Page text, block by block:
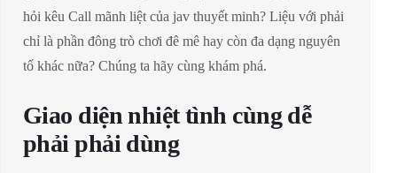
hỏi kêu Call mãnh liệt của jav thuyết minh? Liệu với phải
chỉ là phần đông trò chơi đê mê hay còn đa dạng nguyên
tố khác nữa? Chúng ta hãy cùng khám phá.
Giao diện nhiệt tình cùng dễ
phải phải dùng